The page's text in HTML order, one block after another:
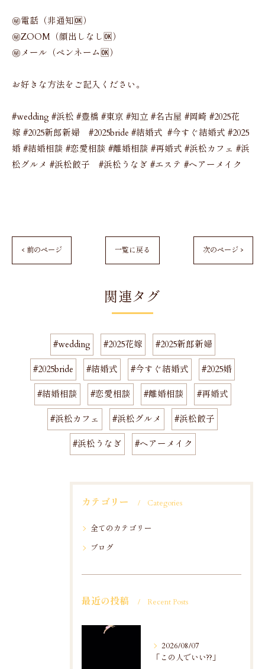
㊙️電話（非通知🆗）
㊙️ZOOM（顔出しなし🆗）
㊙️メール（ペンネーム🆗）
お好きな方法をご記入ください。
#wedding #浜松 #豊橋 #東京 #知立 #名古屋 #岡崎 #2025花
嫁 #2025新郎新婦 #2025bride #結婚式 #今すぐ結婚式 #2025
婚 #結婚相談 #恋愛相談 #離婚相談 #再婚式 #浜松カフェ #浜
松グルメ #浜松餃子 #浜松うなぎ #エステ #ヘアーメイク
< 前のページ 一覧に戻る 次のページ >
関連タグ
#wedding #2025花嫁 #2025新郎新婦
#2025bride #結婚式 #今すぐ結婚式 #2025婚
#結婚相談 #恋愛相談 #離婚相談 #再婚式
#浜松カフェ #浜松グルメ #浜松餃子
#浜松うなぎ #ヘアーメイク
カテゴリー Categories
全てのカテゴリー
ブログ
最近の投稿 Recent Posts
2026/08/07
「この人でいい??」